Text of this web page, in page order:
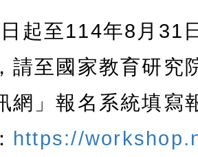
起至114年8 月 31
請至國家教育研究
網」報名系統填寫
https://